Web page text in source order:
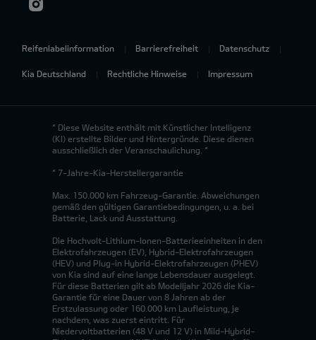
Reifenlabelinformation Barrierefreiheit Datenschutz
Kia Deutschland Rechtliche Hinweise Impressum
* Diese Website enthält mit Künstlicher Intelligenz
(KI) erstellte Bilder und Hintergründe. Diese dienen
ausschließlich der Veranschaulichung. *
* 7-Jahre-Kia-Herstellergarantie
Max. 150.000 km Fahrzeug-Garantie. Abweichungen
gemäß den gültigen Garantiebedingungen, u. a. bei
Batterie, Lack und Ausstattung.
Die Hochvolt-Lithium-Ionen-Batterieeinheiten in den
Elektrofahrzeugen (EV), Hybrid-Elektrofahrzeugen
(HEV) und Plug-in Hybrid-Elektrofahrzeugen (PHEV)
von Kia sind auf eine lange Lebensdauer ausgelegt.
Für diese Batterien gilt ab Modelljahr 2026 die Kia-
Garantie für eine Dauer von 8 Jahren ab der
Erstzulassung oder 160.000 km Laufleistung, je
nachdem, was zuerst eintritt. Für
Niedervoltbatterien (48 V und 12 V) in Mild-Hybrid-